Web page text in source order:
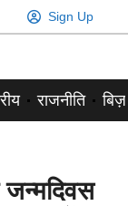
Sign Up
राजनीति
जन्मदिवस